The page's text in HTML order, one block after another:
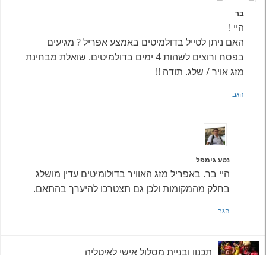
בר
היי !
האם ניתן לטייל בדולמיטים באמצע אפריל ? מגיעים
בפסח ורוצים לשהות 4 ימים בדולמיטים. שואלת מבחינת
מזג אויר / שלג. תודה !!
הגב
נטע גימפל
היי בר. באפריל מזג האוויר בדולומיטים עדין מושלג
בחלק מהמקומות ולכן גם תצטרכו להיערך בהתאם.
הגב
תכנון ובניית מסלול אישי לאיטליה